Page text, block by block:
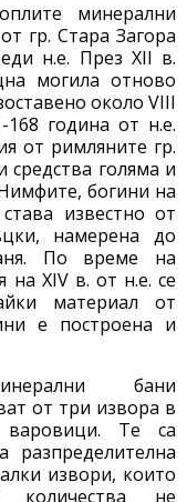
минерални
гр. Стара Загора
н.е. През ХII в.
могила отново
около VIII
година от н.е.
от римляните гр.
средства голяма и
богини на
известно от
намерена до
По време на
на ХIV в. от н.е. се
материал от
е построена и
бани
от три извора в
варовици. Те са
извори, които
не